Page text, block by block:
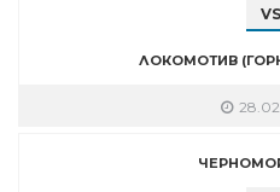
VS
ЛОКОМОТИВ